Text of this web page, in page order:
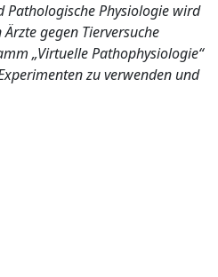
Physiologie wird
gegen Tierversuche
„Virtuelle Pathophysiologie“
zu verwenden und